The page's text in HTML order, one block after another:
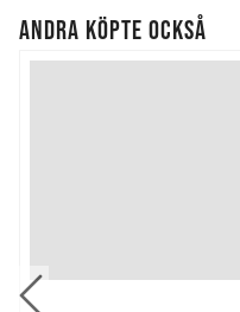
ANDRA KÖPTE OCKSÅ